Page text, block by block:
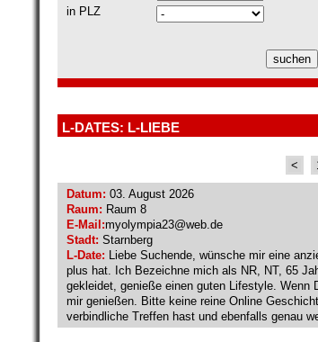
in PLZ
L-DATES: L-LIEBE
<
Datum: 03. August 2026
Raum: Raum 8
E-Mail:myolympia23@web.de
Stadt: Starnberg
L-Date: Liebe Suchende, wünsche mir eine
plus hat. Ich Bezeichne mich als NR, NT, 65
gekleidet, genieße einen guten Lifestyle. Wenn
mir genießen. Bitte keine reine Online
verbindliche Treffen hast und ebenfalls genau